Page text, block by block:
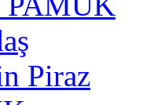
Piraz